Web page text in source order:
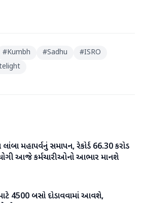
#Kumbh #Sadhu #ISRO
મહાપર્વનું સમાપન, રેકોર્ડ 66.30 કરોડ
આજે કર્મચારીઓનો આભાર માનશે
4500 બસો દોડાવવામાં આવશે,